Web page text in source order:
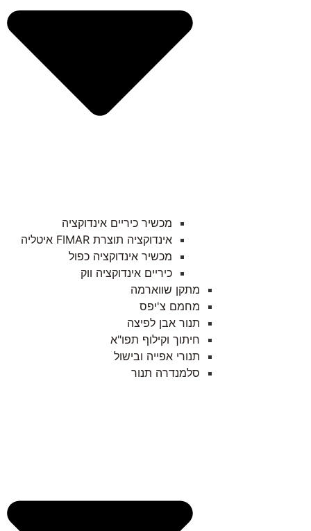
מכשיר כיריים אינדוקציה
אינדוקציה תוצרת FIMAR איטליה
מכשיר אינדוקציה כפול
כיריים אינדוקציה ווק
מתקן שווארמה
מחמם צ'יפס
תנור אבן לפיצה
חיתוך וקילוף תפו"א
תנורי אפייה ובישול
סלמנדרה תנור